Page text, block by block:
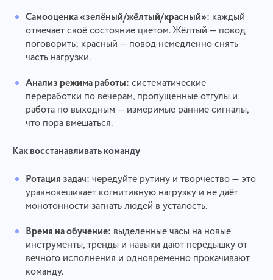
Самооценка «зелёный/жёлтый/красный»: каждый
отмечает своё состояние цветом. Жёлтый — повод
поговорить; красный — повод немедленно снять
часть нагрузки.
Анализ режима работы: систематические
переработки по вечерам, пропущенные отгулы и
работа по выходным — измеримые ранние сигналы,
что пора вмешаться.
Как восстанавливать команду
Ротация задач: чередуйте рутину и творчество — это
уравновешивает когнитивную нагрузку и не даёт
монотонности загнать людей в усталость.
Время на обучение: выделенные часы на новые
инструменты, тренды и навыки дают передышку от
вечного исполнения и одновременно прокачивают
команду.